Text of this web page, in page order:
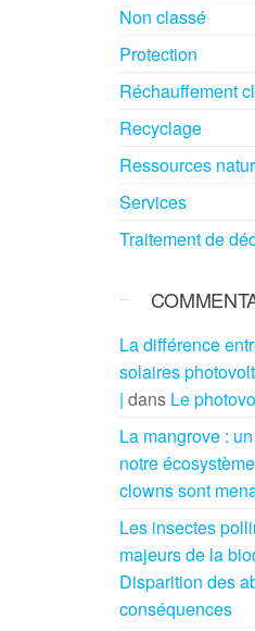
Non classé
Protection
Réchauffement
Recyclage
Ressources
Services
Traitement de
La différence
solaires
| dans Le
La mangrove :
notre
clowns sont
Les insectes
majeurs de la
Disparition des
conséquences